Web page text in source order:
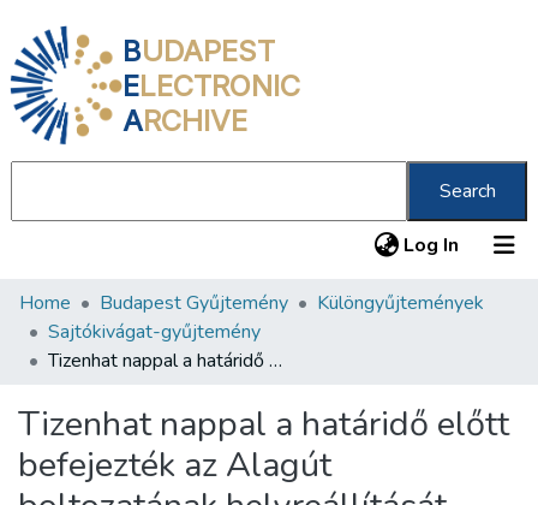
BUDAPEST
ELECTRONIC
ARCHIVE
Search
Log In (current)
Communities & Collections
All of DSpace
About us
Home Budapest Gyűjtemény
Különgyűjtemények
Sajtókivágat-gyűjtemény
Tizenhat nappal a határidő előtt befejezték az Alagút boltozatának helyreállítását
Tizenhat nappal a határidő előtt
befejezték az Alagút